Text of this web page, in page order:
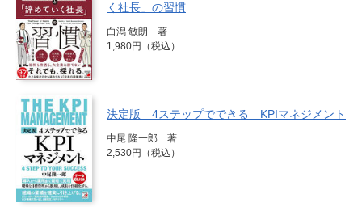
く社長」の習慣
白潟 敏朗 著
1,980円（税込）
決定版 4ステップでできる KPIマネジメント
中尾 隆一郎 著
2,530円（税込）